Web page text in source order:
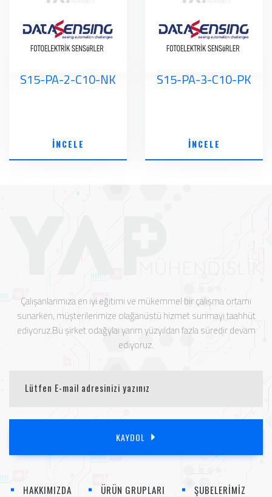
S15-PA-2-C10-NK
İNCELE
S15-PA-3-C10-PK
İNCELE
Çalışanlarımıza en iyi eğitimi ve mükemmel bir çalışma ortamı
sunarken, müşterilerimize olağanüstü hizmet sunmayı taahhüt
ediyoruz.Bu şirket odağylaı yarım yüzyıldan fazla süredir devam
ediyoruz.
KAYDOL
HAKKIMIZDA ÜRÜN GRUPLARI ŞUBELERİMİZ